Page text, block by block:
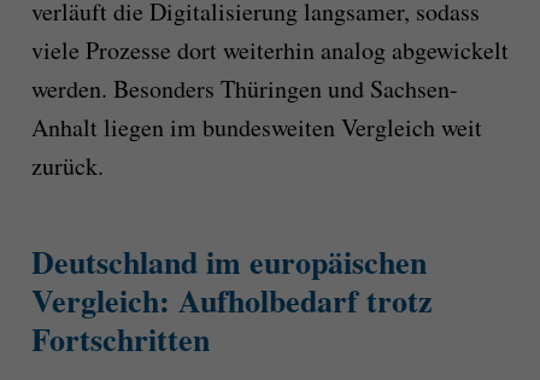
verläuft die Digitalisierung langsamer, sodass
viele Prozesse dort weiterhin analog abgewickelt
werden. Besonders Thüringen und Sachsen-
Anhalt liegen im bundesweiten Vergleich weit
zurück.
Deutschland im europäischen
Vergleich: Aufholbedarf trotz
Fortschritten